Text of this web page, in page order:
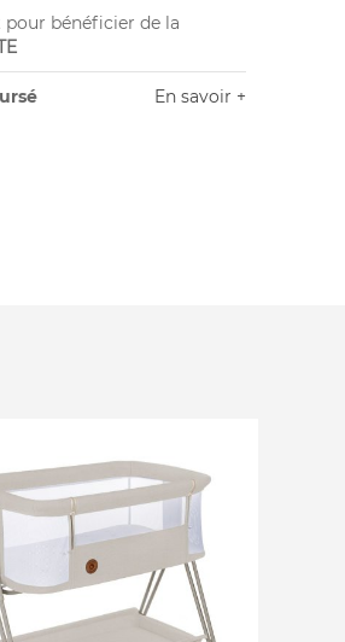
bénéficier de la
En savoir +